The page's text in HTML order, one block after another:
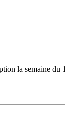
la semaine du